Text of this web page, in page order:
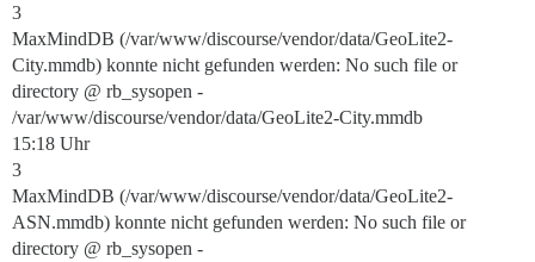
3
MaxMindDB (/var/www/discourse/vendor/data/GeoLite2-
City.mmdb) konnte nicht gefunden werden: No such file or
directory @ rb_sysopen -
/var/www/discourse/vendor/data/GeoLite2-City.mmdb
15:18 Uhr
3
MaxMindDB (/var/www/discourse/vendor/data/GeoLite2-
ASN.mmdb) konnte nicht gefunden werden: No such file or
directory @ rb_sysopen -